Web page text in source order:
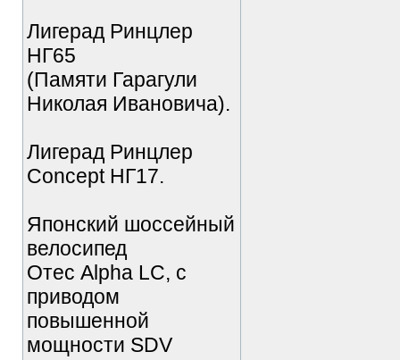
Лигерад Ринцлер
НГ65
(Памяти Гарагули
Николая Ивановича).
Лигерад Ринцлер
Concept НГ17.
Японский шоссейный
велосипед
Отес Alpha LC, с
приводом
повышенной
мощности SDV